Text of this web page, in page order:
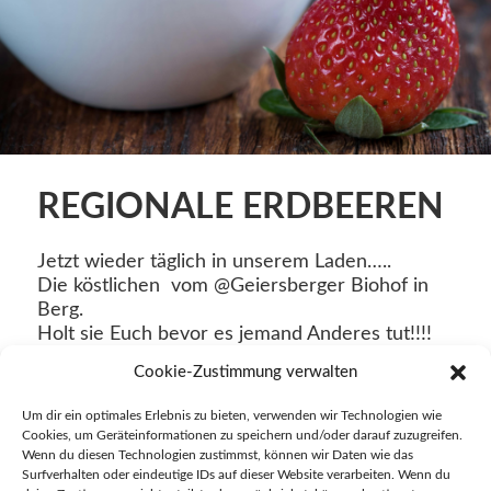
Cookie-Zustimmung verwalten
Um dir ein optimales Erlebnis zu bieten, verwenden wir Technologien wie
Cookies, um Geräteinformationen zu speichern und/oder darauf zuzugreifen.
Wenn du diesen Technologien zustimmst, können wir Daten wie das
Surfverhalten oder eindeutige IDs auf dieser Website verarbeiten. Wenn du
REGIONALE ERDBEEREN
Jetzt wieder täglich in unserem Laden…..
Die köstlichen
vom @Geiersberger Biohof in
Berg.
Holt sie Euch bevor es jemand Anderes tut!!!!
26. Juni 2024
inStartseite